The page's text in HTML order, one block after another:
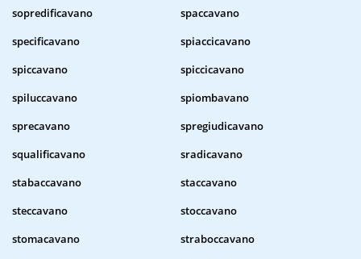
sopredificavano
spaccavano
specificavano
spiaccicavano
spiccavano
spiccicavano
spiluccavano
spiombavano
sprecavano
spregiudicavano
squalificavano
sradicavano
stabaccavano
staccavano
steccavano
stoccavano
stomacavano
straboccavano